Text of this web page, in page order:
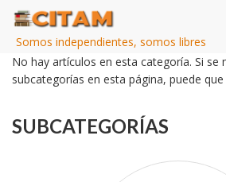
Somos independientes, somos libres
No hay artículos en esta categoría. Si se
subcategorías en esta página, puede
SUBCATEGORÍAS